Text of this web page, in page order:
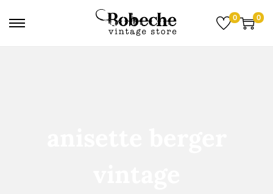
0 0